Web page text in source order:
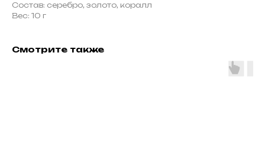
Состав: серебро, золото, коралл
Вес: 10 г
Смотрите также